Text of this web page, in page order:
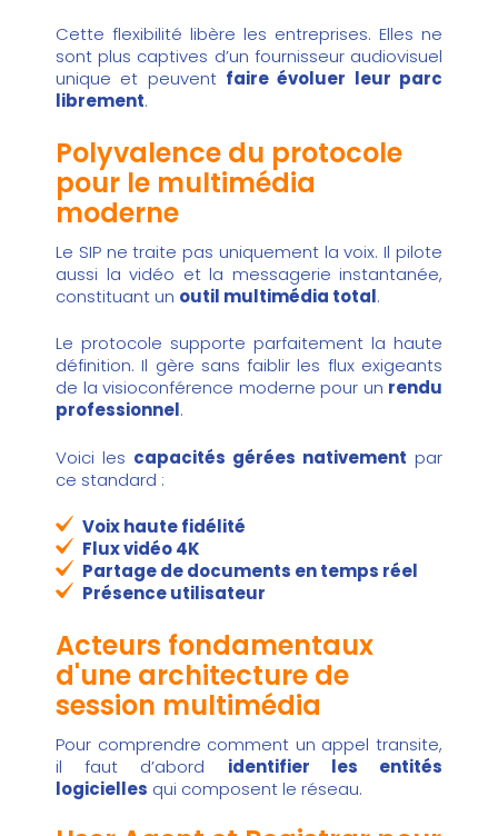
Cette flexibilité libère les entreprises. Elles ne
sont plus captives d’un fournisseur audiovisuel
unique et peuvent faire évoluer leur parc
librement.
Polyvalence du protocole
pour le multimédia
moderne
Le SIP ne traite pas uniquement la voix. Il pilote
aussi la vidéo et la messagerie instantanée,
constituant un outil multimédia total.
Le protocole supporte parfaitement la haute
définition. Il gère sans faiblir les flux exigeants
de la visioconférence moderne pour un rendu
professionnel.
Voici les capacités gérées nativement par
ce standard :
Voix haute fidélité
Flux vidéo 4K
Partage de documents en temps réel
Présence utilisateur
Acteurs fondamentaux
d'une architecture de
session multimédia
Pour comprendre comment un appel transite,
il faut d’abord identifier les entités
logicielles qui composent le réseau.